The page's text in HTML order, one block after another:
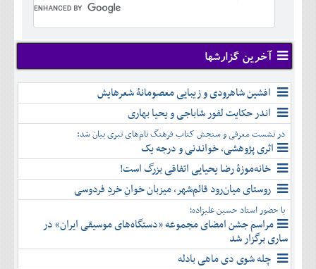
دی
بهمن
اسفند
آبان
آذر
دی
بهمن
اسفند
شهريور
مهر
آبان
آذر
دی
بهمن
اسفند
تير
مرداد
شهريور
مهر
آبان
آذر
دی
بهمن
اسفند
آخرین گزارشها
افشین شاهرودی و زیبایی معصومانۀ شعرهایش
اندر حکایت لفور شاباجی و یحیا بهاری
در نشست معرفی و سنجش کتاب فرهنگ نام‌های تبری بیان شد:
اثری پژوهشی، خواندنی و درجه یک
خانه‌موزۀ رضا یحیایی اتفاقی بزرگ است!
روستای میان‌رود قائم‌شهر، میزبان خوانِ خردِ فردوسی
با حضور استاد حسین علیزاده؛
مراسم جشن امضای مجموعه «دستگاه‌های موسیقی ایران» در
ساری برگزار شد
چله شوی دی ماهی بادله